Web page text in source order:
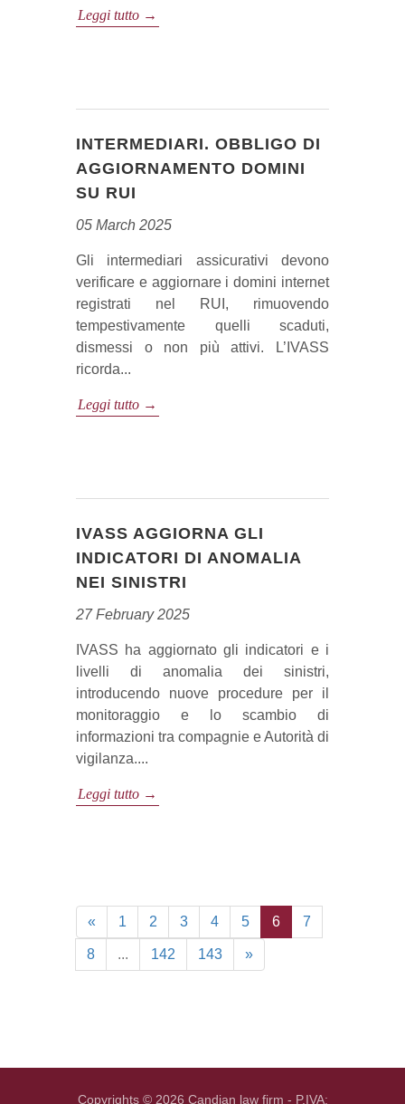
Leggi tutto →
INTERMEDIARI. OBBLIGO DI
AGGIORNAMENTO DOMINI
SU RUI
05 March 2025
Gli intermediari assicurativi devono
verificare e aggiornare i domini internet
registrati nel RUI, rimuovendo
tempestivamente quelli scaduti,
dismessi o non più attivi. L’IVASS
ricorda...
Leggi tutto →
IVASS AGGIORNA GLI
INDICATORI DI ANOMALIA
NEI SINISTRI
27 February 2025
IVASS ha aggiornato gli indicatori e i
livelli di anomalia dei sinistri,
introducendo nuove procedure per il
monitoraggio e lo scambio di
informazioni tra compagnie e Autorità di
vigilanza....
Leggi tutto →
« 1 2 3 4 5 6 7
8 ... 142 143 »
Copyrights © 2026 Candian law firm - P.IVA: